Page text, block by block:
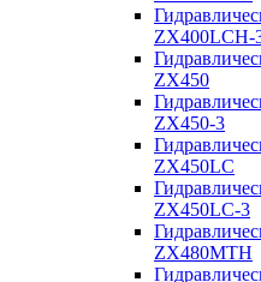
ZX400LCH-
ZX450
ZX450-3
ZX450LC
ZX450LC-3
ZX480MTH